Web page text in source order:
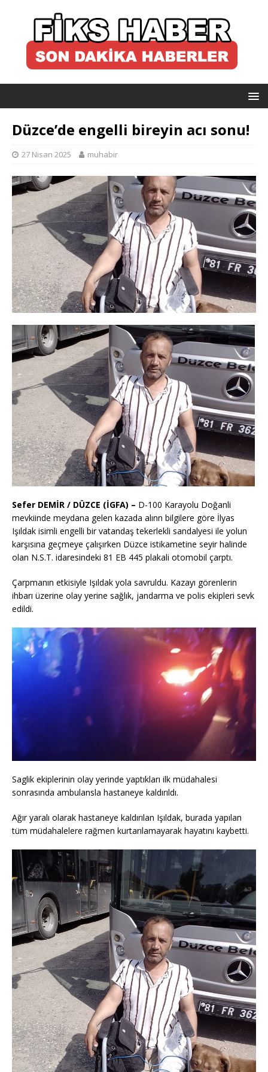
Düzce’de engelli bireyin acı sonu!
27 Nisan 2025 muhabir
Sefer DEMİR / DÜZCE (İGFA) – D-100 Karayolu Doğanli
mevkiinde meydana gelen kazada alınn bilgilere göre İlyas
Işıldak isimli engelli bir vatandaş tekerlekli sandalyesi ile yolun
karşısına geçmeye çalışırken Düzce istikametine seyir halinde
olan N.S.T. idaresindeki 81 EB 445 plakali otomobil çarptı.
Çarpmanın etkisiyle Işıldak yola savruldu. Kazayı görenlerin
ihbarı üzerine olay yerine sağlık, jandarma ve polis ekipleri sevk
edildi.
Saglik ekiplerinin olay yerinde yaptıkları ilk müdahalesi
sonrasında ambulansla hastaneye kaldırıldı.
Ağır yaralı olarak hastaneye kaldırılan Işıldak, burada yapılan
tüm müdahalelere rağmen kurtarılamayarak hayatını kaybetti.